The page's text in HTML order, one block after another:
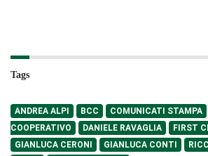
Tags
ANDREA ALPI BCC COMUNICATI STAMPA
COOPERATIVO
DANIELE RAVAGLIA
FIRST
GIANLUCA CERONI
GIANLUCA CONTI